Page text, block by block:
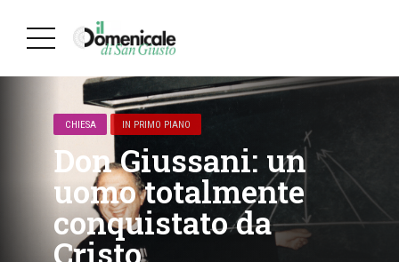
CHIESA IN PRIMO PIANO
Don Giussani: un
uomo totalmente
conquistato da
Cristo